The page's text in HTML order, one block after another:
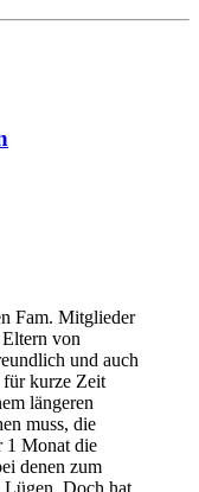
Fam. Mitglieder
von
und auch
kurze Zeit
längeren
muss, die
1 Monat die
denen zum